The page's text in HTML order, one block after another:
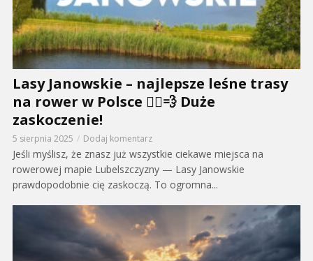
Lasy Janowskie – najlepsze leśne trasy
na rower w Polsce 🚴‍♂️💨 Duże
zaskoczenie!
5 sierpnia 2025 Dodaj komentarz
Jeśli myślisz, że znasz już wszystkie ciekawe miejsca na
rowerowej mapie Lubelszczyzny — Lasy Janowskie
prawdopodobnie cię zaskoczą. To ogromna...